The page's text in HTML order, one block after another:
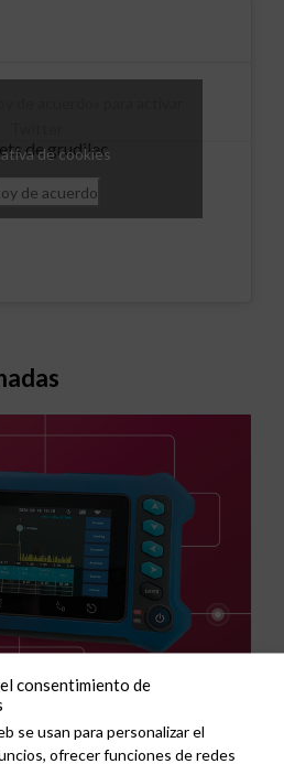
consentimiento de
se usan para personalizar el
ofrecer funciones de redes
de grudilec
de cookies
de acuerdo
un Mini OTDR portátil con
medición de fibra óptica en